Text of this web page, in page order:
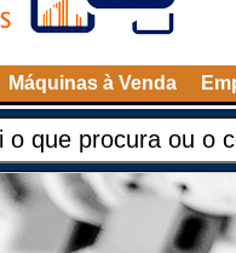
Máquinas à Venda